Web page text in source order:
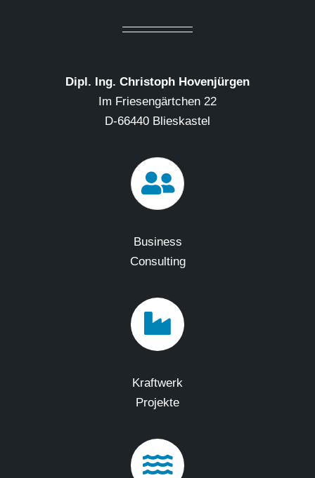
Dipl. Ing. Christoph Hovenjürgen
Im Friesengärtchen 22
D-66440 Blieskastel
Business
Consulting
Kraftwerk
Projekte